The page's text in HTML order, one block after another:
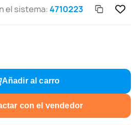
el sistema:4710223
Añadir al carro
con el vendedor